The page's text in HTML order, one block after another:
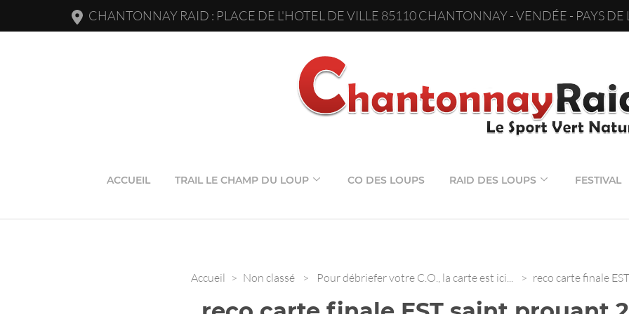
CHANTONNAY RAID : PLACE DE L'HOTEL DE VILLE 85110 CHANTONNAY - VENDÉE - PAYS DE
ACCUEIL TRAIL LE CHAMP DU LOUP CO DES LOUPS RAID DES LOUPS FESTIVAL
Accueil > Non classé > Pour débriefer votre C.O., la carte est ici... > reco carte finale